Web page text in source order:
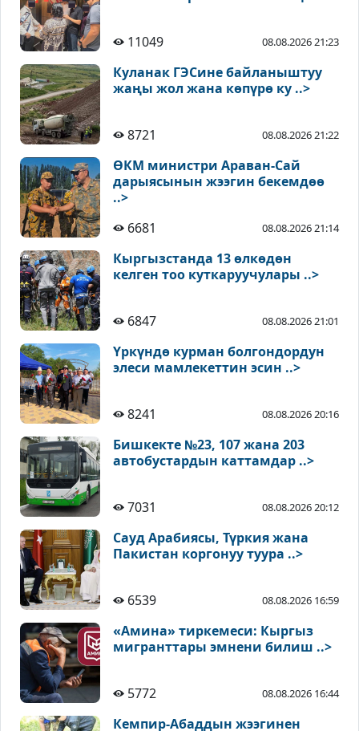
11049 08.08.2026 21:23
Куланак ГЭСине байланыштуу
жаңы жол жана көпүрө ку ..>
8721 08.08.2026 21:22
ӨКМ министри Араван-Сай
дарыясынын жээгин бекемдөө
..>
6681
08.08.2026 21:14
Кыргызстанда 13 өлкөдөн
келген тоо куткаруучулары ..>
6847 08.08.2026 21:01
Үркүндө курман болгондордун
элеси мамлекеттин эсин ..>
8241 08.08.2026 20:16
Бишкекте №23, 107 жана 203
автобустардын каттамдар ..>
7031 08.08.2026 20:12
Сауд Арабиясы, Түркия жана
Пакистан коргонуу туура ..>
6539 08.08.2026 16:59
«Амина» тиркемеси: Кыргыз
мигранттары эмнени билиш ..>
5772 08.08.2026 16:44
Кемпир-Абаддын жээгинен